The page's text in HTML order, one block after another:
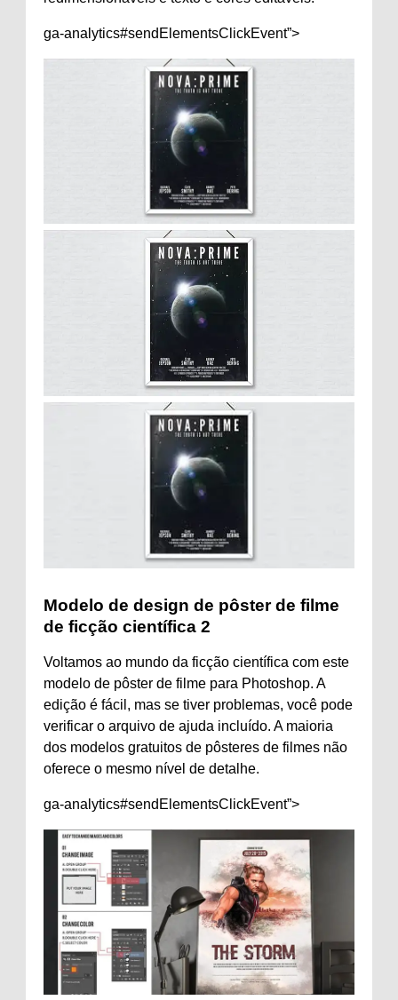
ga-analytics#sendElementsClickEvent”>
Modelo de design de pôster de filme
de ficção científica 2
Voltamos ao mundo da ficção científica com este
modelo de pôster de filme para Photoshop. A
edição é fácil, mas se tiver problemas, você pode
verificar o arquivo de ajuda incluído. A maioria
dos modelos gratuitos de pôsteres de filmes não
oferece o mesmo nível de detalhe.
ga-analytics#sendElementsClickEvent”>